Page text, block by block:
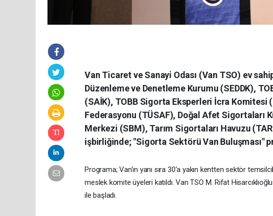
Van Ticaret ve Sanayi Odası (Van TSO) ev
Düzenleme ve Denetleme Kurumu (SEDDK),
(SAİK), TOBB Sigorta Eksperleri İcra Komitesi
Federasyonu (TÜSAF), Doğal Afet Sigortaları
Merkezi (SBM), Tarım Sigortaları Havuzu
işbirliğinde; "Sigorta Sektörü Van Buluşması"
Programa; Van'ın yanı sıra 30'a yakın kentten sektör
meslek komite üyeleri katıldı. Van TSO M. Rifat
ile başladı.